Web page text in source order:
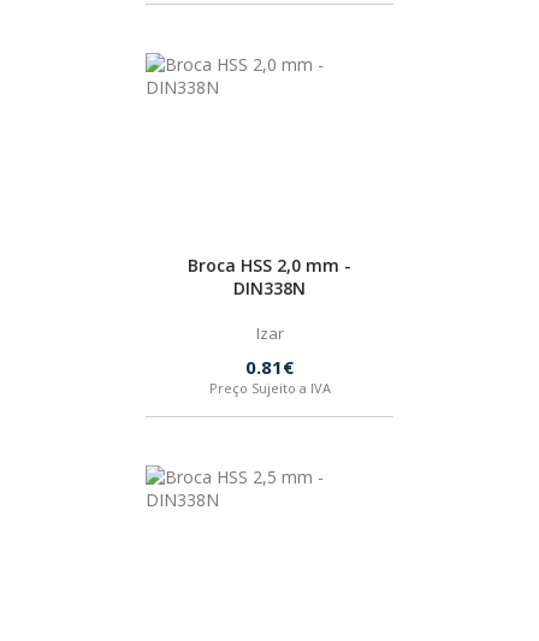
Broca HSS 2,0 mm -
DIN338N
Izar
0.81€
Preço Sujeito a IVA